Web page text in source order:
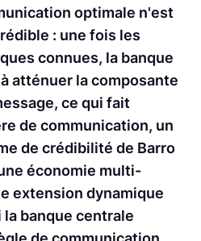
optimale n'est
: une fois les
connues, la banque
atténuer la composante
ce qui fait
de communication, un
de crédibilité de Barro
économie multi-
extension dynamique
la banque centrale